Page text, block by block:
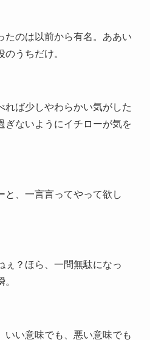
たのは以前から有名。ああい
うちだけ。
れば少しやわらかい気がした
ぎないようにイチローが気を
と、一言言ってやって欲し
ぇ？ほら、一問無駄になっ
いい意味でも、悪い意味でも